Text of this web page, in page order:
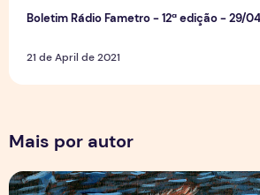
Boletim Rádio Fametro - 12ª edição - 29/
21 de April de 2021
Mais por autor
Por Trás dos Pixels